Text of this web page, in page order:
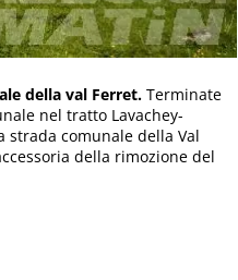
della val Ferret. Terminate
nel tratto Lavachey-
strada comunale della Val
della rimozione del